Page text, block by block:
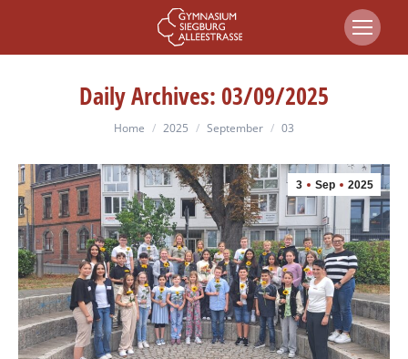
Daily Archives: 03/09/2025
You are here:
Home 2025 September 03
3 Sep 2025